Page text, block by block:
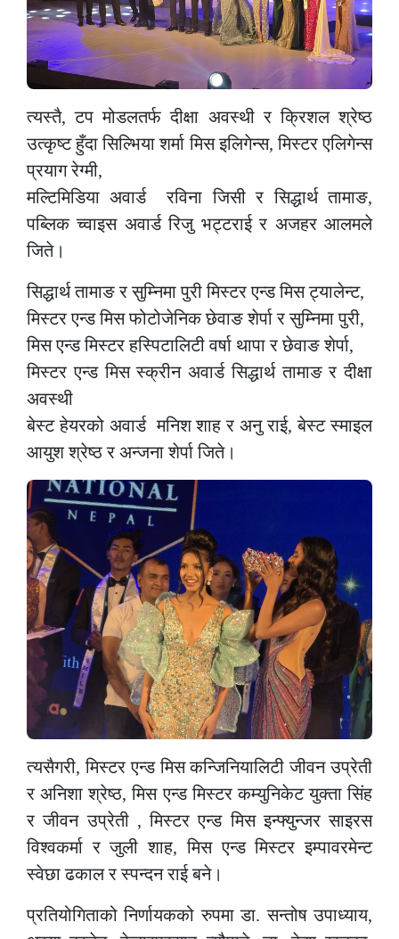
त्यस्तै, टप मोडलतर्फ दीक्षा अवस्थी र क्रिशल श्रेष्ठ
उत्कृष्ट हुँदा सिल्भिया शर्मा मिस इलिगेन्स, मिस्टर एलिगेन्स
प्रयाग रेग्मी,
मल्टिमिडिया अवार्ड रविना जिसी र सिद्धार्थ तामाङ,
पब्लिक च्वाइस अवार्ड रिजु भट्टराई र अजहर आलमले
जिते।
सिद्धार्थ तामाङ र सुम्निमा पुरी मिस्टर एन्ड मिस ट्यालेन्ट,
मिस्टर एन्ड मिस फोटोजेनिक छेवाङ शेर्पा र सुम्निमा पुरी,
मिस एन्ड मिस्टर हस्पिटालिटी वर्षा थापा र छेवाङ शेर्पा,
मिस्टर एन्ड मिस स्क्रीन अवार्ड सिद्धार्थ तामाङ र दीक्षा
अवस्थी
बेस्ट हेयरको अवार्ड मनिश शाह र अनु राई, बेस्ट स्माइल
आयुश श्रेष्ठ र अन्जना शेर्पा जिते।
त्यसैगरी, मिस्टर एन्ड मिस कन्जिनियालिटी जीवन उप्रेती
र अनिशा श्रेष्ठ, मिस एन्ड मिस्टर कम्युनिकेट युक्ता सिंह
र जीवन उप्रेती , मिस्टर एन्ड मिस इन्फ्युन्जर साइरस
विश्वकर्मा र जुली शाह, मिस एन्ड मिस्टर इम्पावरमेन्ट
स्वेछा ढकाल र स्पन्दन राई बने।
प्रतियोगिताको निर्णायकको रुपमा डा. सन्तोष उपाध्याय,